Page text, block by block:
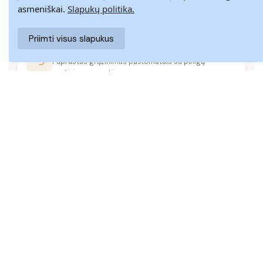
14 DIENŲ GRĄŽINIMAS
Paprastas grąžinimas paštomatais su pinigų
grąžinimo garantija
asmeniškai. Slapukų politika.
Priimti visus slapukus